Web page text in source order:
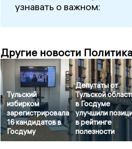
узнавать о важном:
Другие новости Политика
Тульский
избирком
зарегистрировала
16 кандидатов в
Госдуму
Депутаты от
Тульской
в Госдуме
улучшили
в рейтинге
полезности